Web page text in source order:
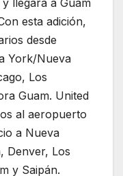
llegará a Guam
esta adición,
desde
York/Nueva
Los
Guam. United
al aeropuerto
a Nueva
Denver, Los
y Saipán.